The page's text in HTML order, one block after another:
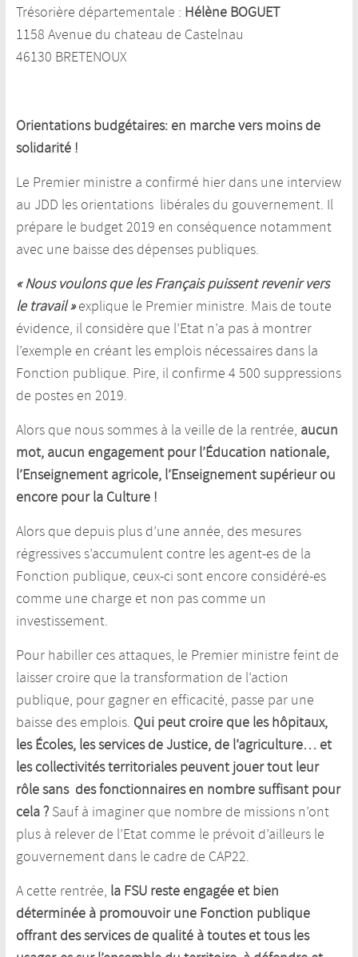
Trésorière départementale : Hélène BOGUET
1158 Avenue du chateau de Castelnau
46130 BRETENOUX
Orientations budgétaires: en marche vers moins de
solidarité !
Le Premier ministre a confirmé hier dans une interview
au JDD les orientations libérales du gouvernement. Il
prépare le budget 2019 en conséquence notamment
avec une baisse des dépenses publiques.
« Nous voulons que les Français puissent revenir vers
le travail »explique le Premier ministre. Mais de toute
évidence, il considère que l’Etat n’a pas à montrer
l’exemple en créant les emplois nécessaires dans la
Fonction publique. Pire, il confirme 4 500 suppressions
de postes en 2019.
Alors que nous sommes à la veille de la rentrée, aucun
mot, aucun engagement pour l’Éducation nationale,
l’Enseignement agricole, l’Enseignement supérieur ou
encore pour la Culture !
Alors que depuis plus d’une année, des mesures
régressives s’accumulent contre les agent-es de la
Fonction publique, ceux-ci sont encore considéré-es
comme une charge et non pas comme un
investissement.
Pour habiller ces attaques, le Premier ministre feint de
laisser croire que la transformation de l’action
publique, pour gagner en efficacité, passe par une
baisse des emplois. Qui peut croire que les hôpitaux,
les Écoles, les services de Justice, de l’agriculture… et
les collectivités territoriales peuvent jouer tout leur
rôle sans des fonctionnaires en nombre suffisant pour
cela ?Sauf à imaginer que nombre de missions n’ont
plus à relever de l’Etat comme le prévoit d’ailleurs le
gouvernement dans le cadre de CAP22.
A cette rentrée, la FSU reste engagée et bien
déterminée à promouvoir une Fonction publique
offrant des services de qualité à toutes et tous les